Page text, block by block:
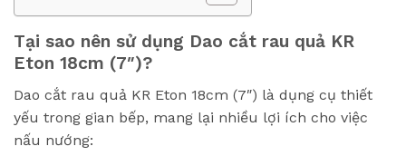
Tại sao nên sử dụng Dao cắt rau quả KR
Eton 18cm (7″)?
Dao cắt rau quả KR Eton 18cm (7″) là dụng cụ thiết
yếu trong gian bếp, mang lại nhiều lợi ích cho việc
nấu nướng: